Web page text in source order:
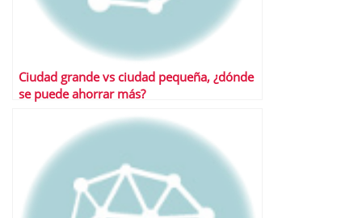
Ciudad grande vs ciudad pequeña, ¿dónde
se puede ahorrar más?